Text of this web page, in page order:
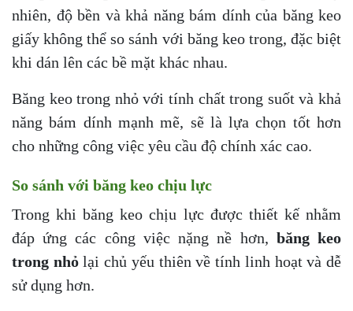
nhiên, độ bền và khả năng bám dính của băng keo
giấy không thể so sánh với băng keo trong, đặc biệt
khi dán lên các bề mặt khác nhau.
Băng keo trong nhỏ với tính chất trong suốt và khả
năng bám dính mạnh mẽ, sẽ là lựa chọn tốt hơn
cho những công việc yêu cầu độ chính xác cao.
So sánh với băng keo chịu lực
Trong khi băng keo chịu lực được thiết kế nhằm
đáp ứng các công việc nặng nề hơn, băng keo
trong nhỏlại chủ yếu thiên về tính linh hoạt và dễ
sử dụng hơn.